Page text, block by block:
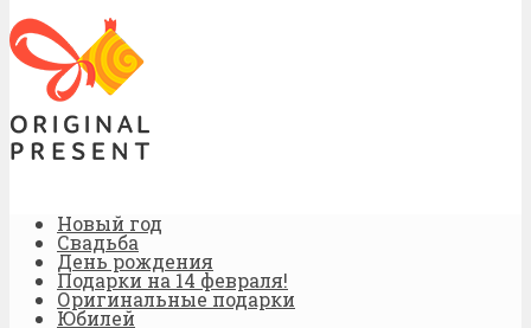
Новый год
Свадьба
День рождения
Подарки на 14 февраля!
Оригинальные подарки
Юбилей